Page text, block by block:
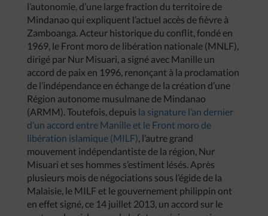
l’autonomie, d’une large fraction du territoire de
Mindanao qui expliquent l’actuel accès de fièvre à
Zamboanga. Acteur historique du conflit, fondé en
1969, le Front moro de libération nationale (MNLF),
dirigé par Nur Misuari, a signé avec Manille un
accord de paix en 1996, renonçant à la proclamation
de l’indépendance en échange de la création d’une
Région autonome musulmane de Mindanao
(ARMM). Toutefois, depuis la signature l’an dernier
d’un accord entre Manille et le Front moro de
libération islamique (MILF), l’autre grand
mouvement indépendantiste de la région, Nur
Misuari et ses hommes s’estiment lésés. Après
plusieurs mois de négociations sous l’égide de la
Malaisie, le MILF et le gouvernement philippin ont
en effet signé, ce 14 juillet 2013, un accord sur le